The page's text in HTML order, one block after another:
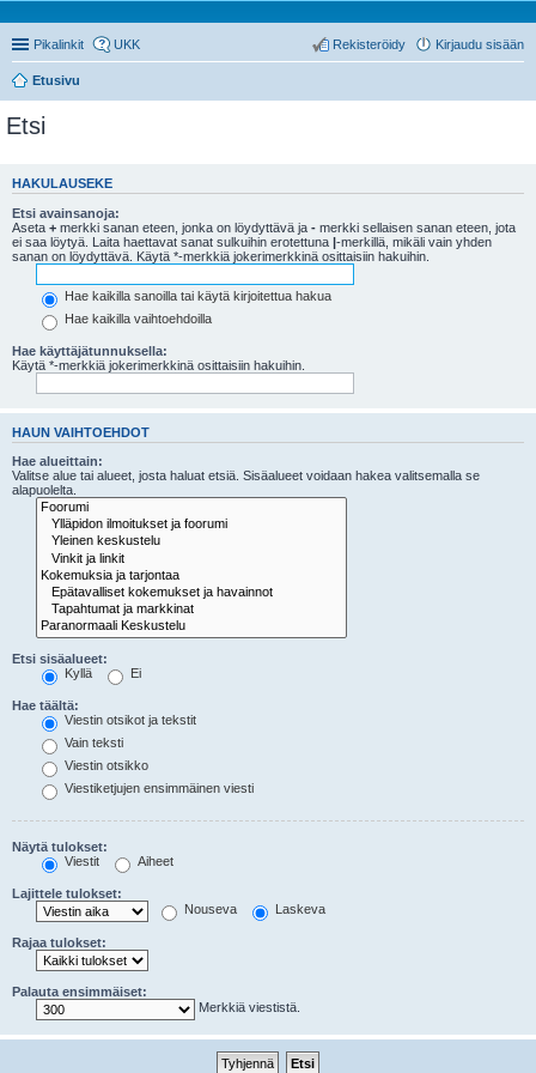
Pikalinkit UKK Kirjaudu sisään
Rekisteröidy
Etusivu
Etsi
HAKULAUSEKE
Etsi avainsanoja:
Aseta + merkki sanan eteen, jonka on löydyttävä ja - merkki sellaisen sanan eteen, jota
ei saa löytyä. Laita haettavat sanat sulkuihin erotettuna |-merkillä, mikäli vain yhden
sanan on löydyttävä. Käytä *-merkkiä jokerimerkkinä osittaisiin hakuihin.
Hae kaikilla sanoilla tai käytä kirjoitettua hakua
Hae kaikilla vaihtoehdoilla
Hae käyttäjätunnuksella:
Käytä *-merkkiä jokerimerkkinä osittaisiin hakuihin.
HAUN VAIHTOEHDOT
Hae alueittain:
Valitse alue tai alueet, josta haluat etsiä. Sisäalueet voidaan hakea valitsemalla se
alapuolelta.
Etsi sisäalueet:
Kyllä
Ei
Hae täältä:
Viestin otsikot ja tekstit
Vain teksti
Viestin otsikko
Viestiketjujen ensimmäinen viesti
Näytä tulokset:
Viestit
Aiheet
Lajittele tulokset:
Nouseva
Laskeva
Rajaa tulokset:
Palauta ensimmäiset:
Merkkiä viestistä.